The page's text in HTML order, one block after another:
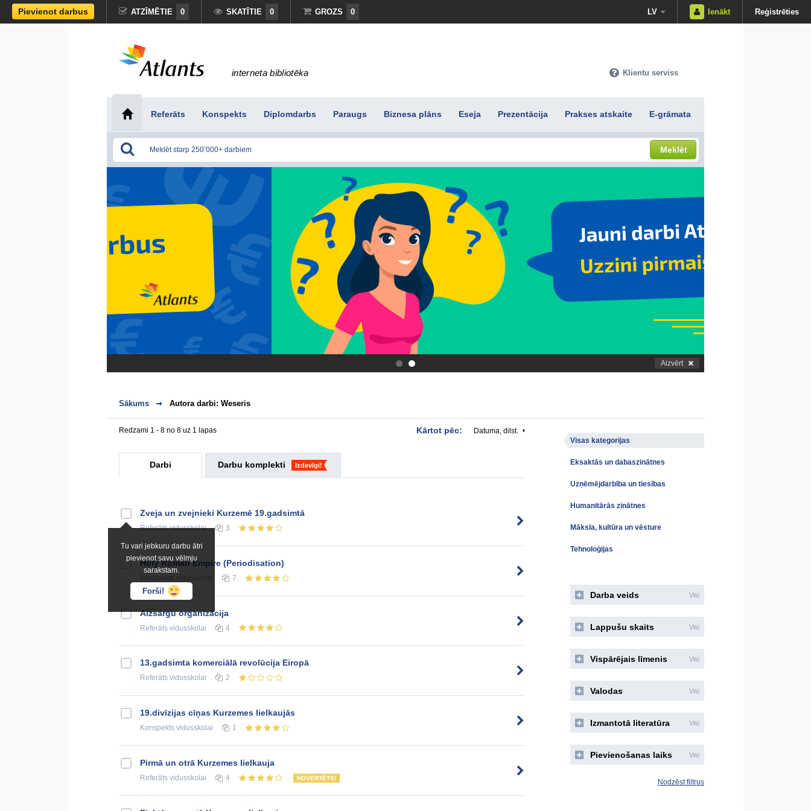
Pievienot darbus ATZĪMĒTIE 0 SKATĪTIE 0 GROZS 0 LV Ienākt Reģistrēties
interneta bibliotēka Klientu serviss
Referāts Konspekts Diplomdarbs Paraugs Biznesa plāns Eseja Prezentācija Prakses atskaite E-grāmata
Meklēt
. Aizvērt
Sākums Autora darbi: Weseris
Redzami 1 - 8 no 8 uz 1 lapas Kārtot pēc: Datuma, dilst.
Darbi Darbu komplekti Izdevīgi!
Tu vari jebkuru darbu ātri
pievienot savu vēlmju
sarakstam.
Forši!
Zveja un zvejnieki Kurzemē 19.gadsimtā
Referātsvidusskolai 3
Holy Roman Empire (Periodisation)
7
Aizsargu organizācija
Referāts vidusskolai 4
13.gadsimta komerciālā revolūcija Eiropā
Referāts vidusskolai 2
19.divīzijas cīņas Kurzemes lielkaujās
Konspekts vidusskolai 1
Pirmā un otrā Kurzemes lielkauja
Referāts vidusskolai 4 NOVĒRTĒTS!
Visas kategorijas
Eksaktās un dabaszinātnes
Uzņēmējdarbība un tiesības
Humanitārās zinātnes
Māksla, kultūra un vēsture
Tehnoloģijas
Darba veids Visi
Lappušu skaits Visi
Vispārējais līmenis Visi
Valodas Visi
Izmantotā literatūra Visi
Pievienošanas laiks Visi
Nodzēst filtrus